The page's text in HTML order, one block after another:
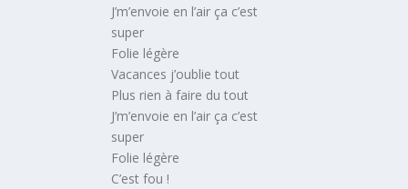
J’m’envoie en l’air ça c’est
super
Folie légère
Vacances j’oublie tout
Plus rien à faire du tout
J’m’envoie en l’air ça c’est
super
Folie légère
C’est fou !